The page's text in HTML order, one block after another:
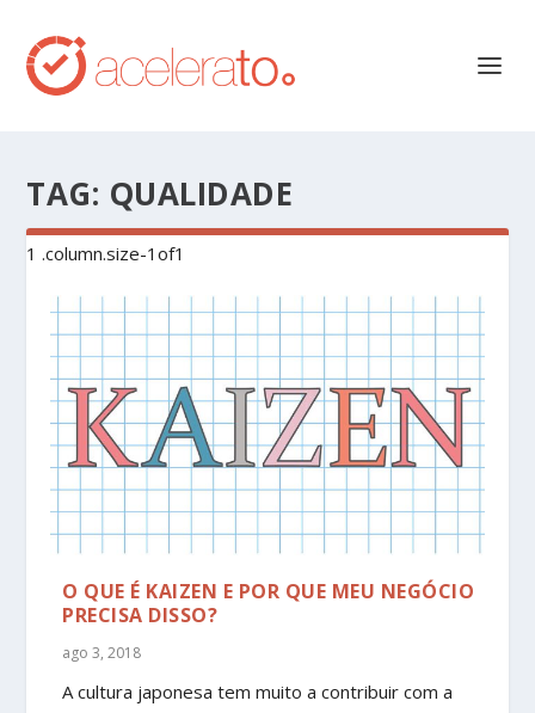
TAG: QUALIDADE
O QUE É KAIZEN E POR QUE MEU NEGÓCIO
PRECISA DISSO?
ago 3, 2018
A cultura japonesa tem muito a contribuir com a